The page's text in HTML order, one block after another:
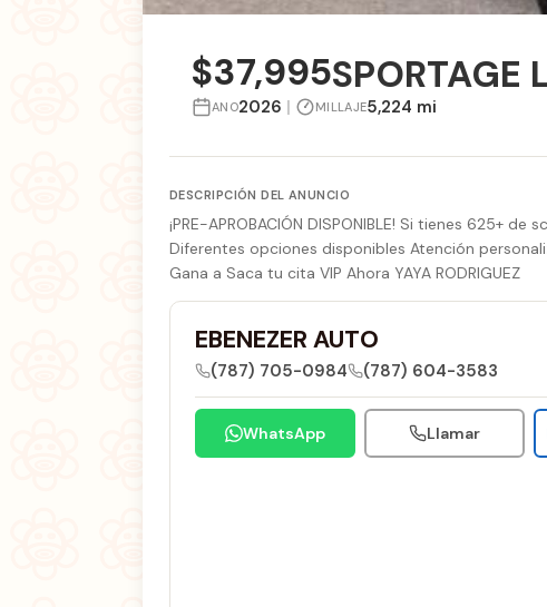
$37,995SPORTAGE
ANO2026 | MILLAJE5,224 mi
DESCRIPCIÓN DEL ANUNCIO
¡PRE-APROBACIÓN DISPONIBLE! Si tienes 625+
Diferentes opciones disponibles Atención
Gana a Saca tu cita VIP Ahora YAYA RODRIGUEZ
EBENEZER AUTO
(787) 705-0984 (787) 604-3583
WhatsApp Llamar